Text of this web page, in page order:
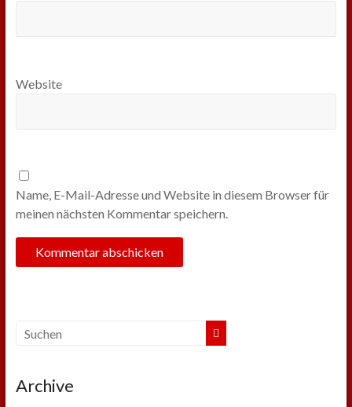
Website
Name, E-Mail-Adresse und Website in diesem Browser für
meinen nächsten Kommentar speichern.
Archive